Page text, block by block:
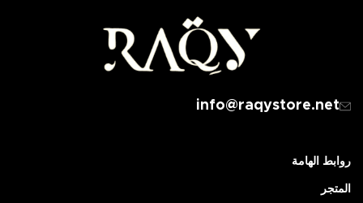
info@raqystore.net
روابط الهامة
المتجر